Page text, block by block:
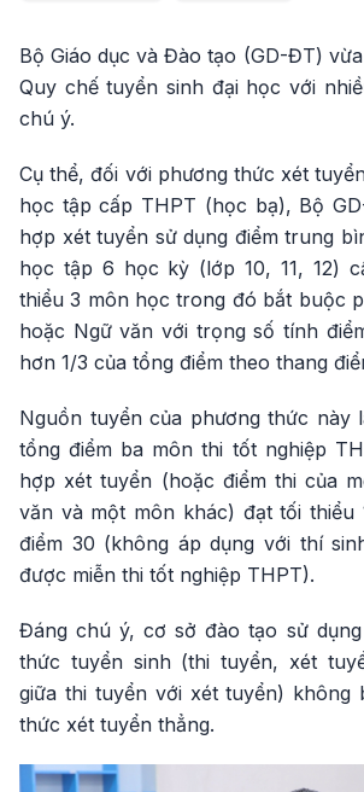
Bộ Giáo dục và Đào tạo (GD-ĐT)
Quy chế tuyển sinh đại học với
chú ý.
Cụ thể, đối với phương thức xét
học tập cấp THPT (học bạ), Bộ
hợp xét tuyển sử dụng điểm trung
học tập 6 học kỳ (lớp 10, 11, 12)
thiểu 3 môn học trong đó bắt buộc
hoặc Ngữ văn với trọng số tính
hơn 1/3 của tổng điểm theo thang
Nguồn tuyển của phương thức này
tổng điểm ba môn thi tốt nghiệp
hợp xét tuyển (hoặc điểm thi của
văn và một môn khác) đạt tối thiểu
điểm 30 (không áp dụng với thí
được miễn thi tốt nghiệp THPT).
Đáng chú ý, cơ sở đào tạo sử
thức tuyển sinh (thi tuyển, xét
giữa thi tuyển với xét tuyển) không
thức xét tuyển thẳng.